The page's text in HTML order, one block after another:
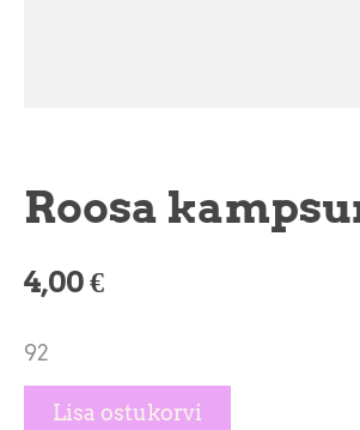
Roosa
4,00 €
92
Lisa ostukorvi